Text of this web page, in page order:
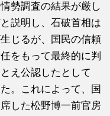
勢調査の結果が厳し
説明し、石破首相は
じるが、国民の信頼
をもって最終的に判
え公認したとして
。これによって、国
した松野博一前官房